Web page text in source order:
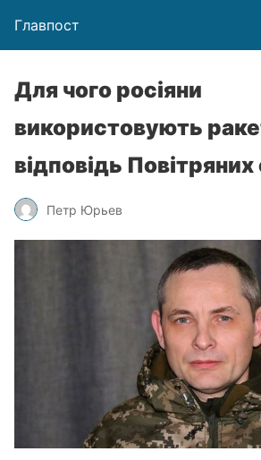
Главпост
Для чого росіяни
використовують
відповідь Повітряних
Петр Юрьев